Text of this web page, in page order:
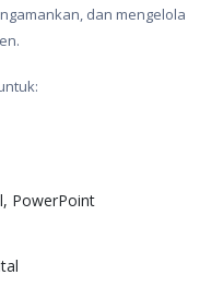
dan mengelola
PowerPoint